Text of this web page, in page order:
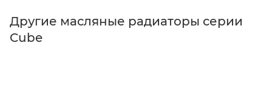
Другие масляные радиаторы серии
Cube